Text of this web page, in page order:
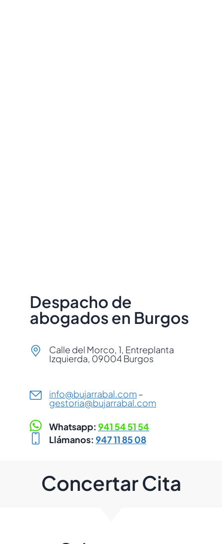
Despacho de
abogados en Burgos
Calle del Morco, 1, Entreplanta
Izquierda, 09004 Burgos
info@bujarrabal.com –
gestoria@bujarrabal.com
Whatsapp: 941 54 51 54
Llámanos: 947 11 85 08
Concertar Cita